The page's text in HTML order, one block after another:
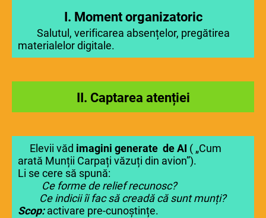
I. Moment organizatoric
Salutul, verificarea absențelor, pregătirea
materialelor digitale.
II. Captarea atenției
Elevii văd imagini generate de AI ( „Cum
arată Munții Carpați văzuți din avion”).
Li se cere să spună:
Ce forme de relief recunosc?
Ce indicii îi fac să creadă că sunt munți?
Scop:activare pre-cunoștințe.